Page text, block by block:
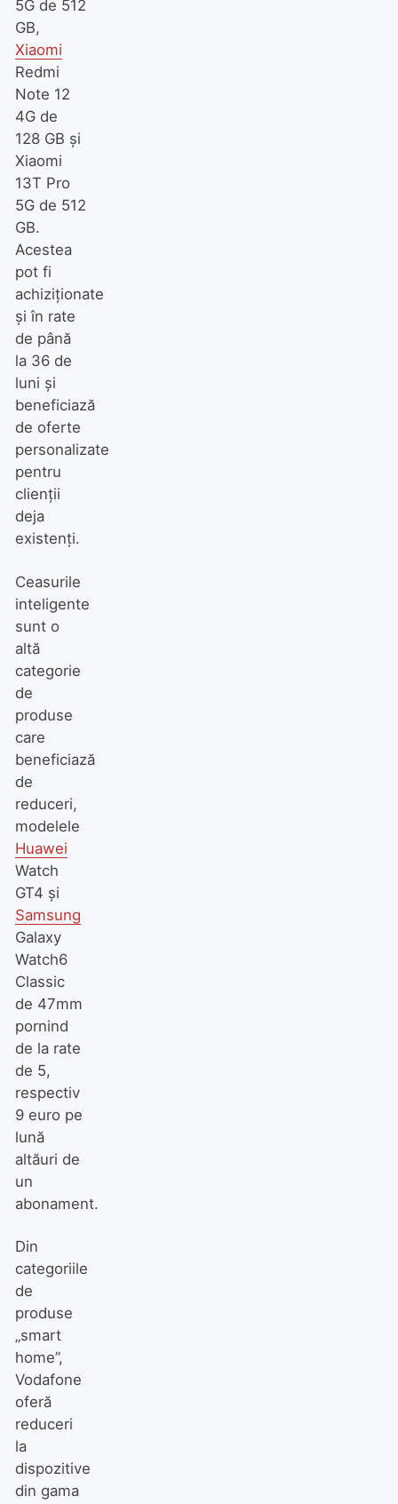
5G de 512
GB,
Xiaomi
Redmi
Note 12
4G de
128 GB și
Xiaomi
13T Pro
5G de 512
GB.
Acestea
pot fi
achiziționate
și în rate
de până
la 36 de
luni și
beneficiază
de oferte
personalizate
pentru
clienții
deja
existenți.
Ceasurile
inteligente
sunt o
altă
categorie
de
produse
care
beneficiază
de
reduceri,
modelele
Huawei
Watch
GT4 și
Samsung
Galaxy
Watch6
Classic
de 47mm
pornind
de la rate
de 5,
respectiv
9 euro pe
lună
altăuri de
un
abonament.
Din
categoriile
de
produse
„smart
home”,
Vodafone
oferă
reduceri
la
dispozitive
din gama